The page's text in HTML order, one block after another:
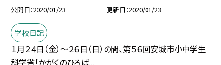
公開日 2020/01/23 更新日 2020/01/23
学校日記
１月２４日（金）〜２６日（日）の間、第５６回安城市小中学生
科学省「かがくのひろば...